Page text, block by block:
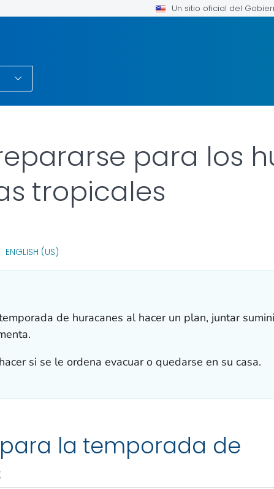
Un sitio oficial del
para los
tropicales
LINK FOR DETAILS.
ENGLISH (US)
de huracanes al hacer un plan, juntar
si se le ordena evacuar o quedarse en su casa.
la temporada de